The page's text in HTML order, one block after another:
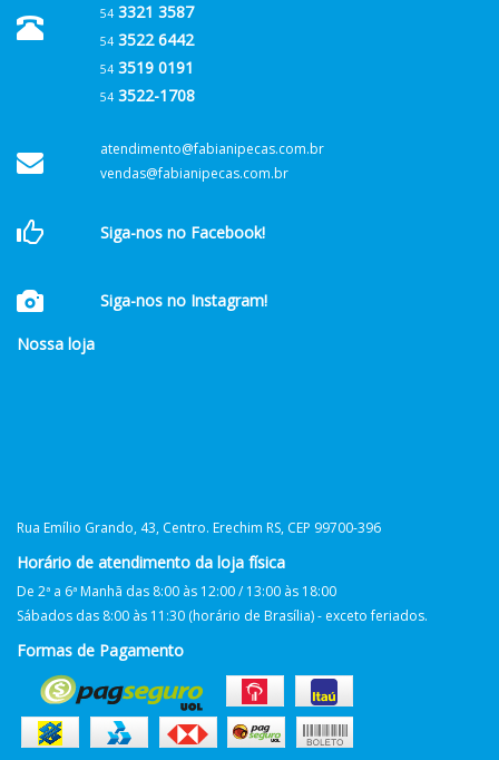
543321 3587
543522 6442
543519 0191
543522-1708
atendimento@fabianipecas.com.br
vendas@fabianipecas.com.br
Siga-nos no Facebook!
Siga-nos no Instagram!
Nossa loja
Rua Emílio Grando, 43, Centro. Erechim RS, CEP 99700-396
Horário de atendimento da loja física
De 2ª a 6ª Manhã das 8:00 às 12:00 / 13:00 às 18:00
Sábados das 8:00 às 11:30 (horário de Brasília) - exceto feriados.
Formas de Pagamento